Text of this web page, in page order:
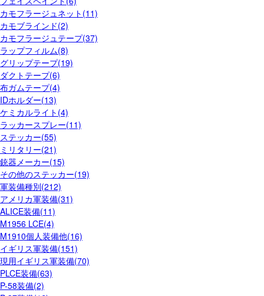
カモフラージュネット(11)
カモブラインド(2)
カモフラージュテープ(37)
ラップフィルム(8)
グリップテープ(19)
ダクトテープ(6)
布ガムテープ(4)
IDホルダー(13)
ケミカルライト(4)
ラッカースプレー(11)
ステッカー(55)
ミリタリー(21)
銃器メーカー(15)
その他のステッカー(19)
軍装備種別(212)
アメリカ軍装備(31)
ALICE装備(11)
M1956 LCE(4)
M1910個人装備他(16)
イギリス軍装備(151)
現用イギリス軍装備(70)
PLCE装備(63)
P-58装備(2)